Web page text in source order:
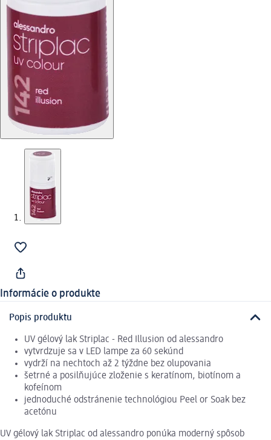
Informácie o produkte
Popis produktu
UV gélový lak Striplac - Red Illusion od alessandro
vytvrdzuje sa v LED lampe za 60 sekúnd
vydrží na nechtoch až 2 týždne bez olupovania
šetrné a posilňujúce zloženie s keratínom, biotínom a
kofeínom
jednoduché odstránenie technológiou Peel or Soak bez
acetónu
UV gélový lak Striplac od alessandro ponúka moderný spôsob